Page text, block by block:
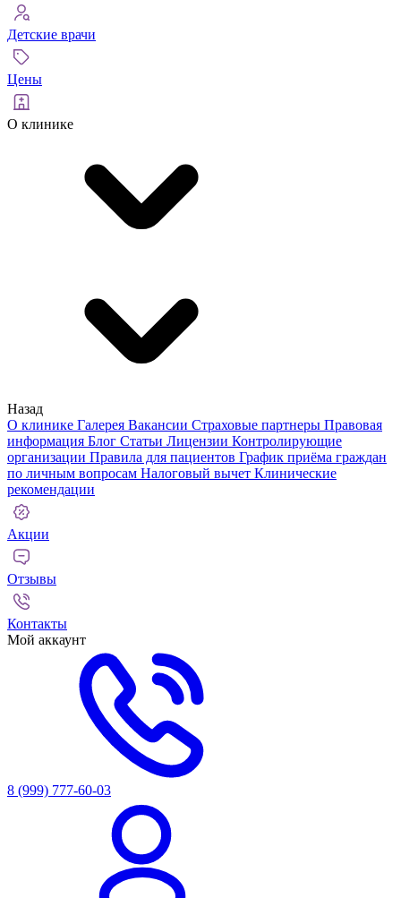
Детские врачи
Цены
О клинике
Назад
О клинике Галерея Вакансии Страховые партнеры Правовая
информация Блог Статьи Лицензии Контролирующие
организации Правила для пациентов График приёма граждан
по личным вопросам Налоговый вычет Клинические
рекомендации
Акции
Отзывы
Контакты
Мой аккаунт
8 (999) 777-60-03